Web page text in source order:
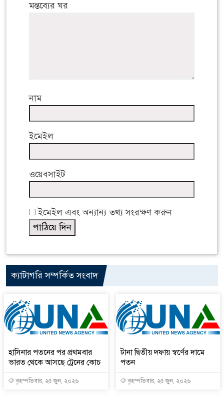
মন্তব্যের ঘর
নাম
ইমেইল
ওয়েবসাইট
ইমেইল এবং অন্যান্য তথ্য সংরক্ষণ করুন
ক্যাটাগরি সম্পর্কিত সংবাদ
হাসিনার পতনের পর প্রথমবার
ভারত থেকে আসছে ট্রেনের কোচ
বৃহস্পতিবার, ২৫ জুন, ২০২৬
টানা দ্বিতীয় দফায় স্বর্ণের দামে
পতন
বৃহস্পতিবার, ২৫ জুন, ২০২৬